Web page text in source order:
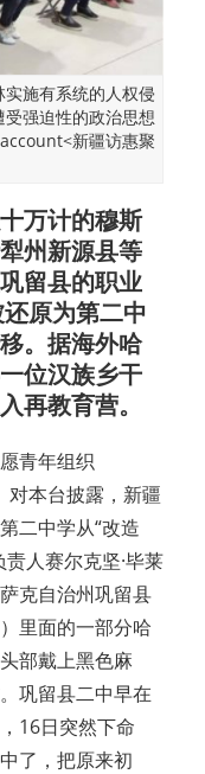
施有系统的人权侵
强迫性的政治思想
新疆访惠聚
万计的穆斯
州新源县等
留县的职业
原为第二中
。据海外哈
位汉族乡干
再教育营。
青年组织
对本台披露，新疆
二中学从“改造
人赛尔克坚·毕莱
克自治州巩留县
里面的一部分哈
部戴上黑色麻
巩留县二中早在
16日突然下命
了，把原来初